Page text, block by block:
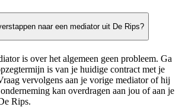
naar een mediator uit De Rips?
is over het algemeen geen probleem. Ga
is van je huidige contract met je
vervolgens aan je vorige mediator of hij
kan overdragen aan jou of aan je
Rips.